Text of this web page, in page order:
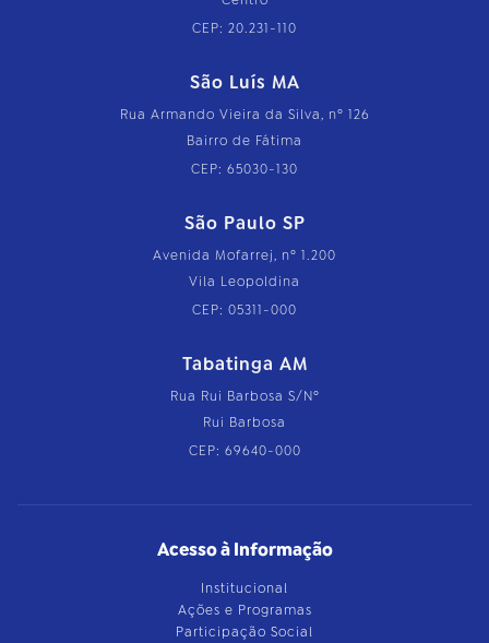
CEP: 20.231-110
São Luís MA
Rua Armando Vieira da Silva, nº 126
Bairro de Fátima
CEP: 65030-130
São Paulo SP
Avenida Mofarrej, nº 1.200
Vila Leopoldina
CEP: 05311-000
Tabatinga AM
Rua Rui Barbosa S/Nº
Rui Barbosa
CEP: 69640-000
Acesso à Informação
Institucional
Ações e Programas
Participação Social